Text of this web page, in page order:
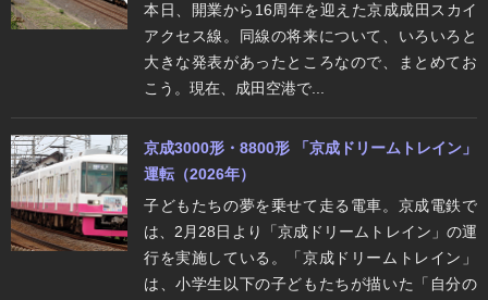
本日、開業から16周年を迎えた京成成田スカイ
アクセス線。同線の将来について、いろいろと
大きな発表があったところなので、まとめてお
こう。現在、成田空港で...
京成3000形・8800形 「京成ドリームトレイン」
運転（2026年）
子どもたちの夢を乗せて走る電車。京成電鉄で
は、2月28日より「京成ドリームトレイン」の運
行を実施している。「京成ドリームトレイン」
は、小学生以下の子どもたちが描いた「自分の